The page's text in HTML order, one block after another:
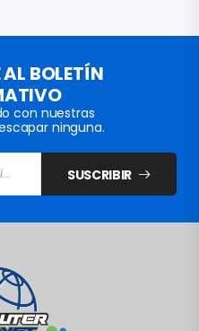
BOLETÍN
con nuestras
ninguna.
SUSCRIBIR